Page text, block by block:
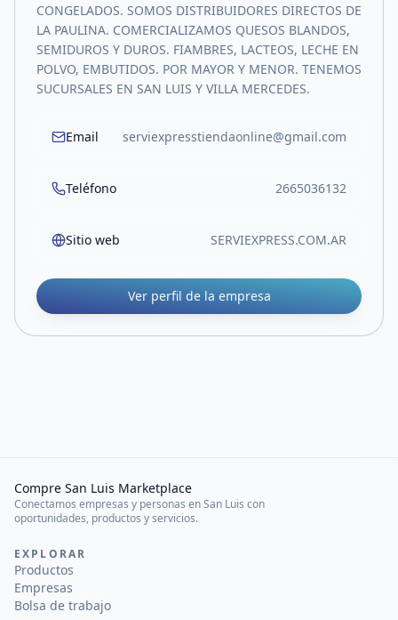
CONGELADOS. SOMOS DISTRIBUIDORES DIRECTOS DE
LA PAULINA. COMERCIALIZAMOS QUESOS BLANDOS,
SEMIDUROS Y DUROS. FIAMBRES, LACTEOS, LECHE EN
POLVO, EMBUTIDOS. POR MAYOR Y MENOR. TENEMOS
SUCURSALES EN SAN LUIS Y VILLA MERCEDES.
Email serviexpresstiendaonline@gmail.com
Teléfono 2665036132
Sitio web SERVIEXPRESS.COM.AR
Ver perfil de la empresa
Compre San Luis Marketplace
Conectamos empresas y personas en San Luis con
oportunidades, productos y servicios.
EXPLORAR
Productos
Empresas
Bolsa de trabajo